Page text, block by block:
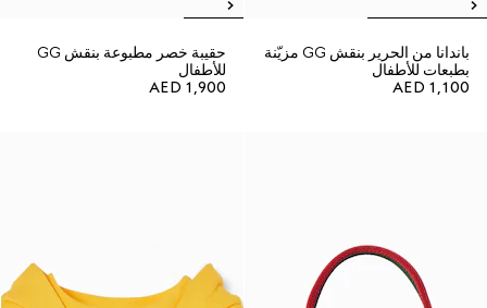
باندانا من الحرير بنقش GG مزيّنة
بطبعات للأطفال
AED 1,100
حقيبة خصر مطبوعة بنقش GG
للأطفال
AED 1,900